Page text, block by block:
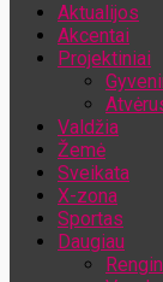
Aktualijos
Akcentai
Projektiniai
Valdžia
Žemė
Sveikata
X-zona
Sportas
Daugiau